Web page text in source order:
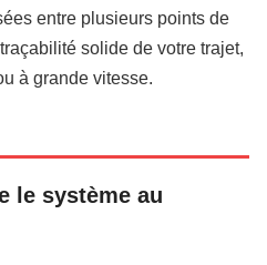
entre plusieurs points de
solide de votre trajet,
à grande vitesse.
le système au